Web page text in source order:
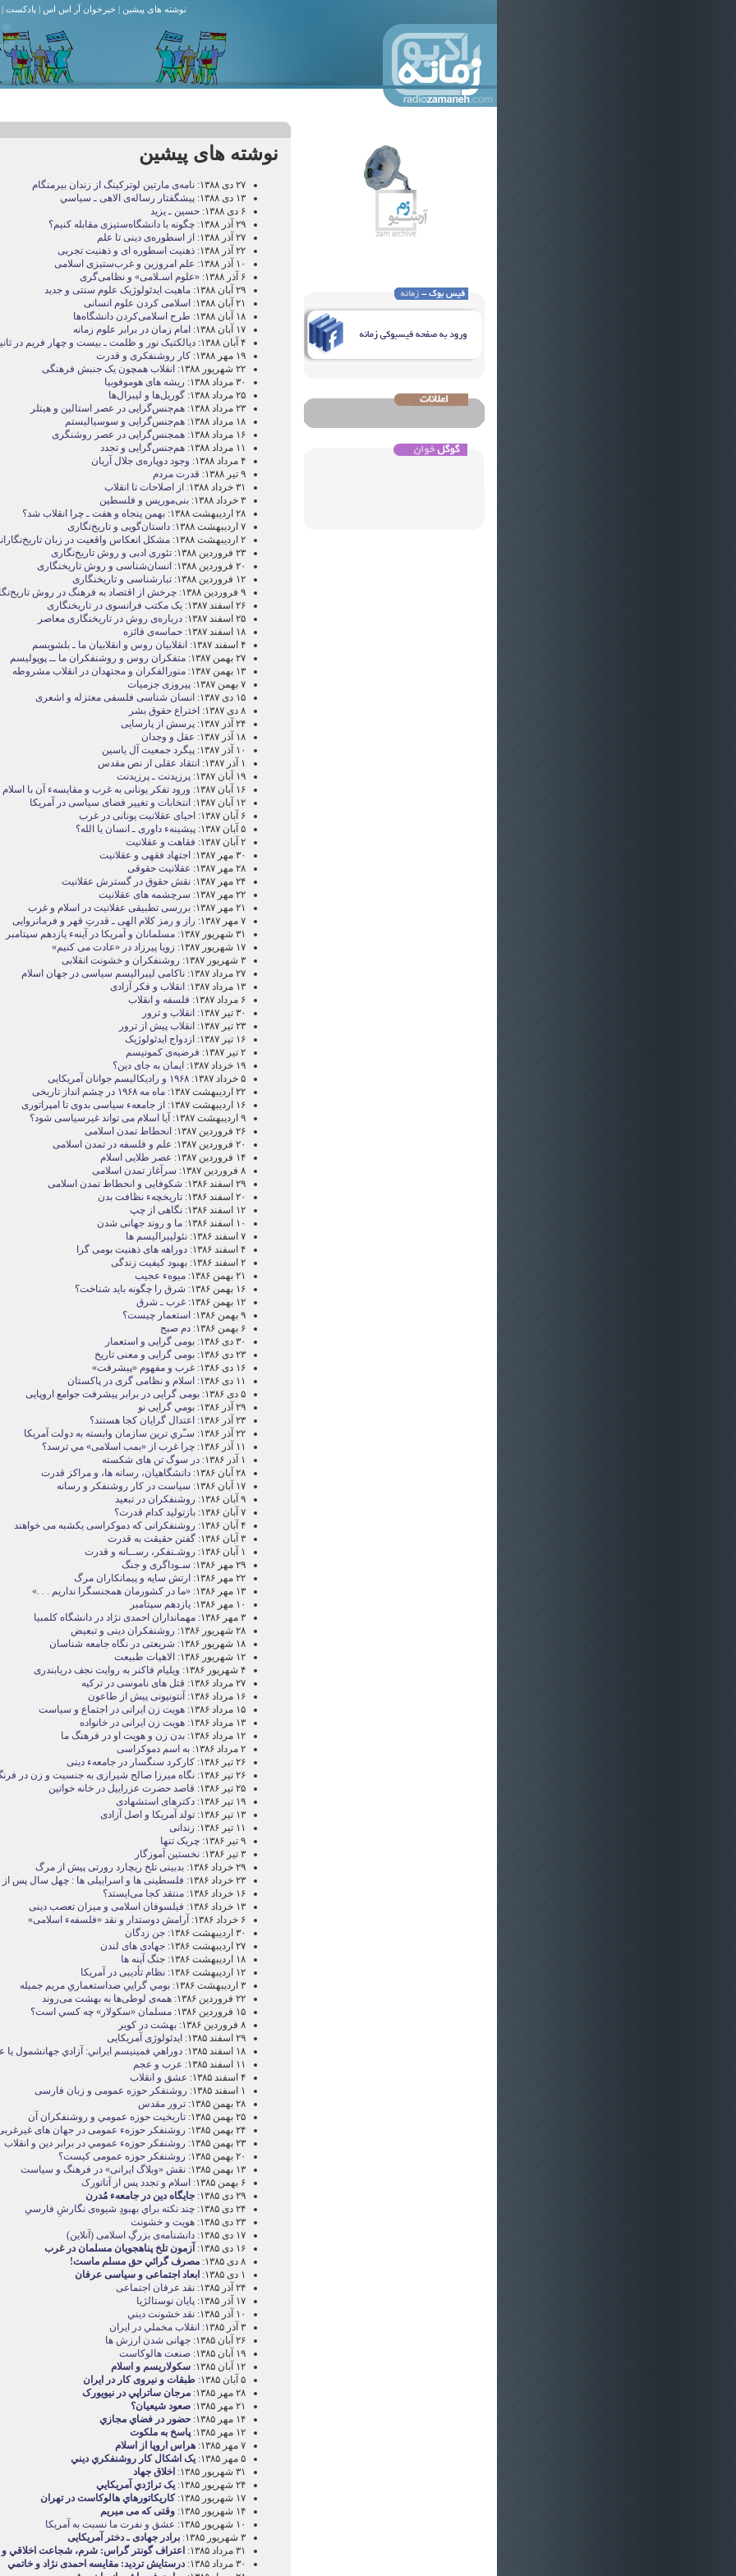
نوشته های پیشین | خبرخوان آر اس اس | پادکست
نوشته های پیشین
۲۷ دی ۱۳۸۸:
نامه‌ی مارتين لوترکينگ از زندان بيرمنگام
۱۳ دی ۱۳۸۸:
پيشگفتار رساله‌ی الاهی ـ سياسي
۶ دی ۱۳۸۸:
حسين ـ يزيد
۲۹ آذر ۱۳۸۸:
چگونه با دانشگاه‌ستيزی مقابله کنيم؟
۲۷ آذر ۱۳۸۸:
از اسطوره‌ی دينی تا علم
۲۲ آذر ۱۳۸۸:
ذهنيت اسطوره ای و ذهنيت تجربی
۱۰ آذر ۱۳۸۸:
علم امروزين و غرب‌ستيزی اسلامی
۶ آذر ۱۳۸۸:
«علوم اسـلامی» و نظامی‌گری
۲۹ آبان ۱۳۸۸:
ماهيت ايدئولوژيک علوم سنتی و جديد
۲۱ آبان ۱۳۸۸:
اسلامی کردن علوم انسانی
۱۸ آبان ۱۳۸۸:
طرح اسلامی‌کردن دانشگاه‌ها
۱۷ آبان ۱۳۸۸:
امام زمان در برابر علوم زمانه
۴ آبان ۱۳۸۸:
ديالکتيک نور و ظلمت ـ بيست و چهار فريم در
۱۹ مهر ۱۳۸۸:
کار روشنفکری و قدرت
۲۲ شهریور ۱۳۸۸:
انقلاب همچون يک جنبش فرهنگی
۳۰ مرداد ۱۳۸۸:
ريشه های هوموفوبيا
۲۵ مرداد ۱۳۸۸:
گوريل‌ها و ليبرال‌ها
۲۳ مرداد ۱۳۸۸:
هم‌جنس‌گرايی در عصر استالين و هيتلر
۱۸ مرداد ۱۳۸۸:
هم‌جنس‌گرايی و سوسياليستم
۱۶ مرداد ۱۳۸۸:
همجنس‌گرايی در عصر روشنگری
۱۱ مرداد ۱۳۸۸:
هم‌جنس‌گرایی و تجدد
۴ مرداد ۱۳۸۸:
وجود دوپاره‌ی جلال آريان
۹ تیر ۱۳۸۸:
قدرت مردم
۳۱ خرداد ۱۳۸۸:
از اصلاحات تا انقلاب
۳ خرداد ۱۳۸۸:
بنی‌موريس و فلسطين
۲۸ اردیبهشت ۱۳۸۸:
بهمن پنجاه و هفت ـ چرا انقلاب شد؟
۷ اردیبهشت ۱۳۸۸:
داستان‌گويی و تاريخ‌نگاری
۲ اردیبهشت ۱۳۸۸:
مشکل انعکاس واقعيت در زبان
۲۳ فروردین ۱۳۸۸:
تئوری ادبی و روش تاريخ‌نگاری
۲۰ فروردین ۱۳۸۸:
انسان‌شناسی و روش تاريخنگاری
۱۲ فروردین ۱۳۸۸:
تبارشناسی و تاريخنگاری
۹ فروردین ۱۳۸۸:
چرخش از اقتصاد به فرهنگ در روش
۲۶ اسفند ۱۳۸۷:
يک مکتب فرانسوی در تاريخنگاری
۲۵ اسفند ۱۳۸۷:
درباره‌ی روش در تاريخنگاری معاصر
۱۸ اسفند ۱۳۸۷:
حماسه‌ی فائزه
۴ اسفند ۱۳۸۷:
انقلابيان روس و انقلابيان ما ـ بلشويسم
۲۷ بهمن ۱۳۸۷:
متفکران روس و روشنفکران ما ــ پوپوليسم
۱۳ بهمن ۱۳۸۷:
منورالفکران و مجتهدان در انقلاب مشروطه
۷ بهمن ۱۳۸۷:
پيروزی جزميات
۱۵ دی ۱۳۸۷:
انسان ‌شناسی فلسفی معتزله و اشعری
۸ دی ۱۳۸۷:
اختراع حقوق بشر
۲۴ آذر ۱۳۸۷:
پرسش از پارسایی
۱۸ آذر ۱۳۸۷:
عقل و وجدان
۱۰ آذر ۱۳۸۷:
پيگرد جمعيت آل‌ ياسين
۱ آذر ۱۳۸۷:
انتقاد عقلی از نص مقدس
۱۹ آبان ۱۳۸۷:
پرزيدنت ـ پرزيدنت
۱۶ آبان ۱۳۸۷:
ورود تفکر يونانی به غرب و مقايسهء آن با اسلام
۱۲ آبان ۱۳۸۷:
انتخابات و تغيير فضای سياسی در آمريکا
۶ آبان ۱۳۸۷:
احيای عقلانيت يونانی در غرب
۵ آبان ۱۳۸۷:
پيشينهء داوری ـ انسان يا الله؟
۲ آبان ۱۳۸۷:
فقاهت و عقلانيت
۳۰ مهر ۱۳۸۷:
اجتهاد فقهی و عقلانيت
۲۸ مهر ۱۳۸۷:
عقلانيت حقوقی
۲۴ مهر ۱۳۸۷:
نقش حقوق در گسترش عقلانيت
۲۲ مهر ۱۳۸۷:
سرچشمه های عقلانيت
۲۱ مهر ۱۳۸۷:
بررسی تطبيقی عقلانيت در اسلام و غرب
۷ مهر ۱۳۸۷:
راز و رمز کلام الهی ـ قدرتِ قهر و فرمانروايی
۳۱ شهریور ۱۳۸۷:
مسلمانان و آمريکا در آينهء يازدهم سپتامبر
۱۷ شهریور ۱۳۸۷:
زويا پيرزاد در «عادت می کنيم»
۳ شهریور ۱۳۸۷:
روشنفکران و خشونت انقلابی
۲۷ مرداد ۱۳۸۷:
ناکامی ليبراليسم سياسی در جهان اسلام
۱۳ مرداد ۱۳۸۷:
انقلاب و فکر آزادی
۶ مرداد ۱۳۸۷:
فلسفه و انقلاب
۳۰ تیر ۱۳۸۷:
انقلاب و ترور
۲۳ تیر ۱۳۸۷:
انقلاب پيش از ترور
۱۶ تیر ۱۳۸۷:
ازدواج ايدئولوژيک
۲ تیر ۱۳۸۷:
فرضيه‌ی کمونيسم
۱۹ خرداد ۱۳۸۷:
ايمان به جای دين؟
۵ خرداد ۱۳۸۷:
۱۹۶۸ و راديکاليسم جوانان آمريکايی
۲۲ اردیبهشت ۱۳۸۷:
ماه مه ۱۹۶۸ در چشم انداز تاريخی
۱۶ اردیبهشت ۱۳۸۷:
از جامعهء سياسی بدوی تا امپراتوری
۹ اردیبهشت ۱۳۸۷:
آيا اسلام می تواند غيرسياسی شود؟
۲۶ فروردین ۱۳۸۷:
انحطاط تمدن اسلامی
۲۰ فروردین ۱۳۸۷:
علم و فلسفه در تمدن اسلامی
۱۴ فروردین ۱۳۸۷:
عصر طلايی اسلام
۸ فروردین ۱۳۸۷:
سرآغاز تمدن اسلامی
۲۹ اسفند ۱۳۸۶:
شکوفايی و انحطاط تمدن اسلامی
۲۰ اسفند ۱۳۸۶:
تاريخچهء نظافت بدن
۱۲ اسفند ۱۳۸۶:
نگاهی از چپ
۱۰ اسفند ۱۳۸۶:
ما و روند جهانی شدن
۷ اسفند ۱۳۸۶:
نئوليبراليسم ها
۴ اسفند ۱۳۸۶:
دوراهه های ذهنيت بومی گرا
۲ اسفند ۱۳۸۶:
بهبود کيفيت زندگی
۲۱ بهمن ۱۳۸۶:
ميوهء عجيب
۱۶ بهمن ۱۳۸۶:
شرق را چگونه بايد شناخت؟
۱۲ بهمن ۱۳۸۶:
غرب ـ شرق
۹ بهمن ۱۳۸۶:
استعمار چيست؟
۶ بهمن ۱۳۸۶:
دم صبح
۳۰ دی ۱۳۸۶:
بومی گرايی و استعمار
۲۳ دی ۱۳۸۶:
بومی گرايی و معنی تاريخ
۱۶ دی ۱۳۸۶:
غرب و مفهوم «پيشرفت»
۱۱ دی ۱۳۸۶:
اسلام و نظامی گری در پاکستان
۵ دی ۱۳۸۶:
بومی گرايی در برابر پيشرفت جوامع اروپايی
۲۹ آذر ۱۳۸۶:
بومي گرايی نو
۲۳ آذر ۱۳۸۶:
اعتدال گرايان کجا هستند؟
۲۲ آذر ۱۳۸۶:
سـّري ترين سازمان وابسته به دولت آمريکا
۱۱ آذر ۱۳۸۶:
چرا غرب از «بمب اسلامی» مي ترسد؟
۱ آذر ۱۳۸۶:
در سوگ تن های شکسته
۲۸ آبان ۱۳۸۶:
دانشگاهيان، رسانه ها، و مراکز قدرت
۱۷ آبان ۱۳۸۶:
سياست در کار روشنفکر و رسانه
۹ آبان ۱۳۸۶:
روشنفکران در تبعيد
۷ آبان ۱۳۸۶:
بازتوليد کدام قدرت؟
۴ آبان ۱۳۸۶:
روشنفکرانی که دموکراسی یکشبه می خواهند
۳ آبان ۱۳۸۶:
گفتن حقيقت به قدرت
۱ آبان ۱۳۸۶:
روشـنفکر، رســانه و قدرت
۲۹ مهر ۱۳۸۶:
سـوداگری و جنگ
۲۲ مهر ۱۳۸۶:
ارتش سايه و پيمانکاران مرگ
۱۳ مهر ۱۳۸۶:
«ما در کشورمان همجنسگرا نداريم . . .»
۱۰ مهر ۱۳۸۶:
يازدهم سپتامبر
۳ مهر ۱۳۸۶:
مهمانداران احمدی نژاد در دانشگاه کلمبيا
۲۸ شهریور ۱۳۸۶:
روشنفکران دينی و تبعيض
۱۸ شهریور ۱۳۸۶:
شريعتی در نگاه جامعه شناسان
۱۲ شهریور ۱۳۸۶:
الاهيات طبيعت
۴ شهریور ۱۳۸۶:
ويليام فاکنر به روايت نجف دريابندری
۲۷ مرداد ۱۳۸۶:
قتل های ناموسی در ترکيه
۱۶ مرداد ۱۳۸۶:
آنتونيونی پيش از طاعون
۱۵ مرداد ۱۳۸۶:
هويت زن ايرانی در اجتماع و سياست
۱۳ مرداد ۱۳۸۶:
هويت زن ايرانی در خانواده
۱۲ مرداد ۱۳۸۶:
بدن زن و هويت او در فرهنگ ما
۲ مرداد ۱۳۸۶:
به اسم دموکراسی
۲۶ تیر ۱۳۸۶:
کارکرد سنگسار در جامعهء دينی
۲۶ تیر ۱۳۸۶:
نگاه ميرزا صالح شيرازی به جنسیت و زن در
۲۵ تیر ۱۳۸۶:
قاصد حضرت عزراييل در خانه خواتين
۱۹ تیر ۱۳۸۶:
دکترهای استشهادی
۱۳ تیر ۱۳۸۶:
تولد آمريکا و اصل آزادی
۱۱ تیر ۱۳۸۶:
زندانی
۹ تیر ۱۳۸۶:
چريک تنها
۳ تیر ۱۳۸۶:
نخستين آموزگار
۲۹ خرداد ۱۳۸۶:
بدبينی تلخ ريچارد رورتی پيش از مرگ
۲۳ خرداد ۱۳۸۶:
فلسطينی ها و اسراييلی ها : چهل سال پس
۱۶ خرداد ۱۳۸۶:
منتقد کجا می‌ايستد؟
۱۳ خرداد ۱۳۸۶:
فیلسوفان اسلامی و میزان تعصب دینی
۶ خرداد ۱۳۸۶:
آرامش دوستدار و نقد «فلسفهء اسلامی»
۳۰ اردیبهشت ۱۳۸۶:
جن زدگان
۲۷ اردیبهشت ۱۳۸۶:
جهادی های لندن
۱۸ اردیبهشت ۱۳۸۶:
جنگ آينه ها
۱۲ اردیبهشت ۱۳۸۶:
نظام تأديبی در آمريکا
۳ اردیبهشت ۱۳۸۶:
بومي گرايیِ ضداستعماریِ مريم جميله
۲۲ فروردین ۱۳۸۶:
همه‌ی لوطی‌ها به بهشت می‌روند
۱۵ فروردین ۱۳۸۶:
مسلمان «سکولار» چه کسي است؟
۸ فروردین ۱۳۸۶:
بهشت در کوير
۲۹ اسفند ۱۳۸۵:
ايدئولوژی آمريکايی
۱۸ اسفند ۱۳۸۵:
دوراهي فمينيسم ايراني: آزادي جهانشمول يا
۱۱ اسفند ۱۳۸۵:
عرب و عجم
۴ اسفند ۱۳۸۵:
عشق و انقلاب
۱ اسفند ۱۳۸۵:
روشنفکر حوزه عمومی و زبان فارسی
۲۸ بهمن ۱۳۸۵:
ترور مقدس
۲۵ بهمن ۱۳۸۵:
تاريخيت حوزه عمومي و روشنفکران آن
۲۴ بهمن ۱۳۸۵:
روشنفکر حوزهء عمومی در جهان های
۲۳ بهمن ۱۳۸۵:
روشنفکر حوزهء عمومي در برابر دين و انقلاب
۲۰ بهمن ۱۳۸۵:
روشنفکر حوزه عمومی کيست؟
۱۳ بهمن ۱۳۸۵:
نقش «وبلاگ ايرانی» در فرهنگ و سياست
۶ بهمن ۱۳۸۵:
اسلام و تجدد پس از آتاتورک
۲۹ دی ۱۳۸۵:
جايگاه دين در جامعهء مُدرن
۲۴ دی ۱۳۸۵:
چند نکته براي بهبودِ شيوه‌ی نگارشِ فارسىِ
۲۳ دی ۱۳۸۵:
هويت و خشونت
۱۷ دی ۱۳۸۵:
دانشنامه‌ی بزرگِ اسلامی (آنلاین)
۱۶ دی ۱۳۸۵:
آزمون تلخ پناهجويان مسلمان در غرب
۸ دی ۱۳۸۵:
مصرف گرائي حق مسلم ماست!
۱ دی ۱۳۸۵:
ابعاد اجتماعی و سياسی عرفان
۲۴ آذر ۱۳۸۵:
نقد عرفان اجتماعی
۱۷ آذر ۱۳۸۵:
پايان نوستالژيا
۱۰ آذر ۱۳۸۵:
نقد خشونت ديني
۳ آذر ۱۳۸۵:
انقلاب مخملي در ايران
۲۶ آبان ۱۳۸۵:
جهانی شدن ارزش ها
۱۹ آبان ۱۳۸۵:
صنعت هالوکاست
۱۲ آبان ۱۳۸۵:
سکولاريسم و اسلام
۵ آبان ۱۳۸۵:
طبقات و نيروی کار در ايران
۲۸ مهر ۱۳۸۵:
مرجان ساتراپي در نيويورک
۲۱ مهر ۱۳۸۵:
صعود شيعيان؟
۱۴ مهر ۱۳۸۵:
حضور در فضاي مجازي
۱۲ مهر ۱۳۸۵:
پاسخ به ملکوت
۷ مهر ۱۳۸۵:
هراس اروپا از اسلام
۵ مهر ۱۳۸۵:
يک اشکال کار روشنفکري ديني
۳۱ شهریور ۱۳۸۵:
اخلاق جهاد
۲۴ شهریور ۱۳۸۵:
يک تراژدي آمريکايي
۱۷ شهریور ۱۳۸۵:
کاريکاتورهاي هالوکاست در تهران
۱۴ شهریور ۱۳۸۵:
وقتی که می ميريم
۱۰ شهریور ۱۳۸۵:
عشق و نفرت ما نسبت به آمريکا
۳ شهریور ۱۳۸۵:
برادر جهادی ـ دختر آمريکايی
۳۱ مرداد ۱۳۸۵:
اعتراف گونتر گراس: شرم، شجاعت اخلاقي و
۳۰ مرداد ۱۳۸۵:
درستايش ترديد: مقايسه احمدی نژاد و خاتمي